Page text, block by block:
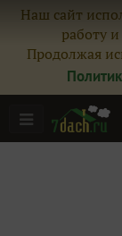
Наш сайт
работу
Продолжая